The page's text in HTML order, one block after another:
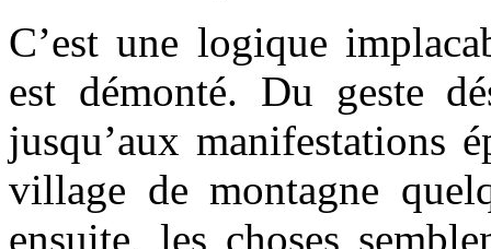
C’est une logique
est démonté. Du geste
jusqu’aux manifestations
village de montagne
ensuite, les choses